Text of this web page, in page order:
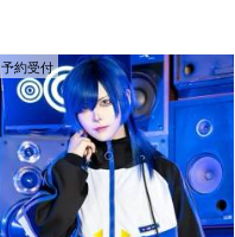
予約受付